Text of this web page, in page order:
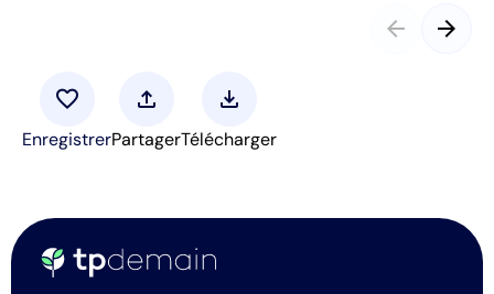
arrow_back arrow_forward
favorite
Enregistrer
upload
Partager
download
Télécharger